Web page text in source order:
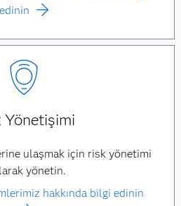
edinin
Yönetişimi
ulaşmak için risk yönetimi
yönetin.
hakkında bilgi edinin